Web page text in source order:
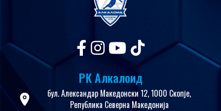
РК Алкалоид
бул. Александар Македонски 12, 1000 Скопје,
Република Северна Македонија